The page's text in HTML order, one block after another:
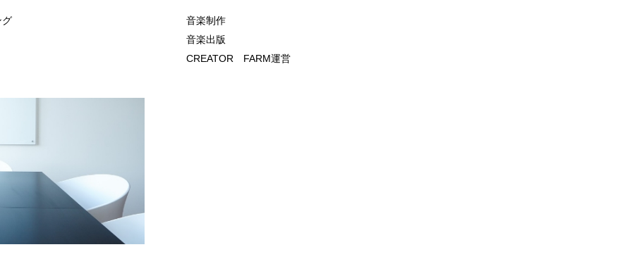
グ
音楽制作
音楽出版
CREATOR FARM運営